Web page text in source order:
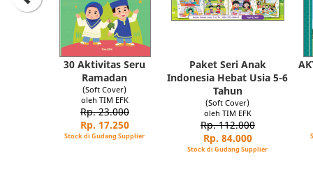
30 Aktivitas Seru
Ramadan
(Soft Cover)
oleh TIM EFK
Rp. 23.000
Rp. 17.250
Stock di Gudang Supplier
Paket Seri Anak
Indonesia Hebat Usia 5-6
Tahun
(Soft Cover)
oleh TIM EFK
Rp. 112.000
Rp. 84.000
Stock di Gudang Supplier